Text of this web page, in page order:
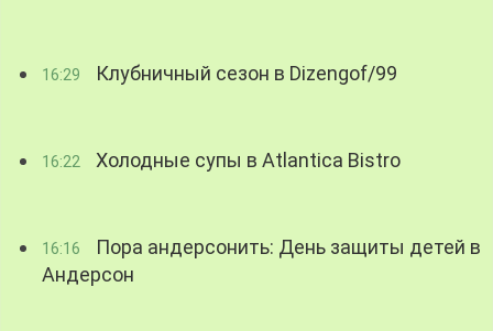
16:29 Клубничный сезон в Dizengof/99
16:22 Холодные супы в Atlantica Bistro
16:16
Пора андерсонить: День защиты детей в
Андерсон